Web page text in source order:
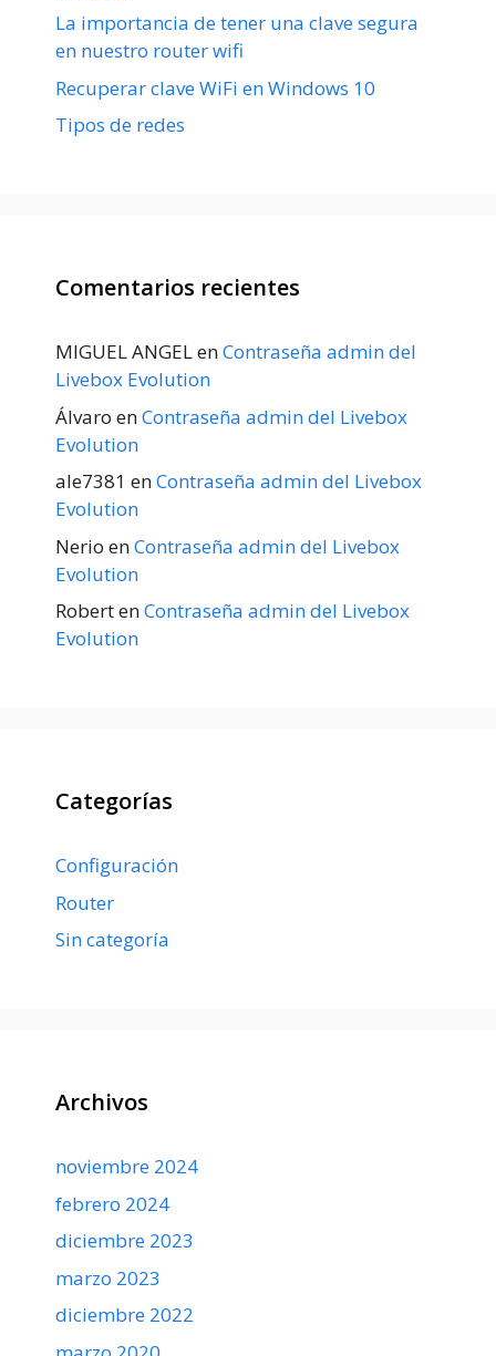
La importancia de tener una clave segura
en nuestro router wifi
Recuperar clave WiFi en Windows 10
Tipos de redes
Comentarios recientes
MIGUEL ANGELenContraseña admin del
Livebox Evolution
Álvaro enContraseña admin del Livebox
Evolution
ale7381 enContraseña admin del Livebox
Evolution
Nerio enContraseña admin del Livebox
Evolution
RobertenContraseña admin del Livebox
Evolution
Categorías
Configuración
Router
Sin categoría
Archivos
noviembre 2024
febrero 2024
diciembre 2023
marzo 2023
diciembre 2022